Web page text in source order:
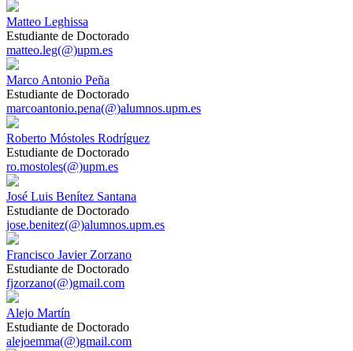
Matteo Leghissa
Estudiante de Doctorado
matteo.leg(@)upm.es
Marco Antonio Peña
Estudiante de Doctorado
marcoantonio.pena(@)alumnos.upm.es
Roberto Móstoles Rodríguez
Estudiante de Doctorado
ro.mostoles(@)upm.es
José Luis Benítez Santana
Estudiante de Doctorado
jose.benitez(@)alumnos.upm.es
Francisco Javier Zorzano
Estudiante de Doctorado
fjzorzano(@)gmail.com
Alejo Martín
Estudiante de Doctorado
alejoemma(@)gmail.com